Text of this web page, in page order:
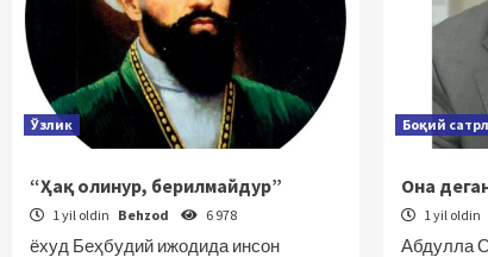
Ўзлик
“Ҳақ олинур, берилмайдур”
1 yil oldin Behzod 6 978
ёхуд Беҳбудий ижодида инсон
Боқий
Она
1 yil oldin
Абдулла